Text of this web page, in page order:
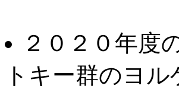
２０２０年度
トキー群のヨ